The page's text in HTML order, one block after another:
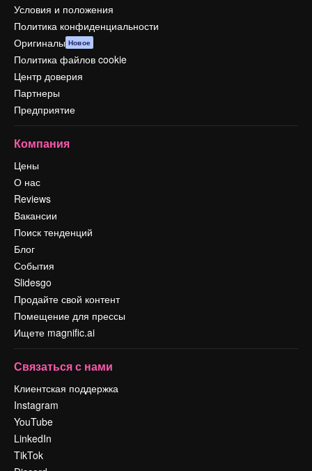
Условия и положения
Политика конфиденциальности
Оригиналы Новое
Политика файлов cookie
Центр доверия
Партнеры
Предприятие
Компания
Цены
О нас
Reviews
Вакансии
Поиск тенденций
Блог
События
Slidesgo
Продайте свой контент
Помещение для прессы
Ищете magnific.ai
Связаться с нами
Клиентская поддержка
Instagram
YouTube
LinkedIn
TikTok